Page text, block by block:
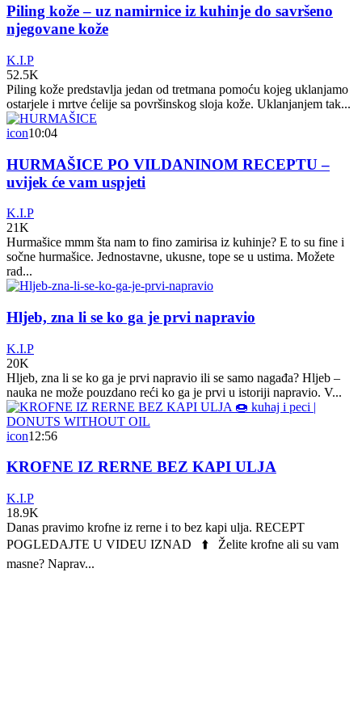
Piling kože – uz namirnice iz kuhinje do savršeno
njegovane kože
K.I.P
52.5K
Piling kože predstavlja jedan od tretmana pomoću kojeg uklanjamo
ostarjele i mrtve ćelije sa površinskog sloja kože. Uklanjanjem tak...
icon10:04
HURMAŠICE PO VILDANINOM RECEPTU –
uvijek će vam uspjeti
K.I.P
21K
Hurmašice mmm šta nam to fino zamirisa iz kuhinje? E to su fine i
sočne hurmašice. Jednostavne, ukusne, tope se u ustima. Možete
rad...
Hljeb, zna li se ko ga je prvi napravio
K.I.P
20K
Hljeb, zna li se ko ga je prvi napravio ili se samo nagađa? Hljeb –
nauka ne može pouzdano reći ko ga je prvi u istoriji napravio. V...
icon12:56
KROFNE IZ RERNE BEZ KAPI ULJA
K.I.P
18.9K
Danas pravimo krofne iz rerne i to bez kapi ulja. RECEPT
POGLEDAJTE U VIDEU IZNAD ⬆️ Želite krofne ali su vam
masne? Naprav...